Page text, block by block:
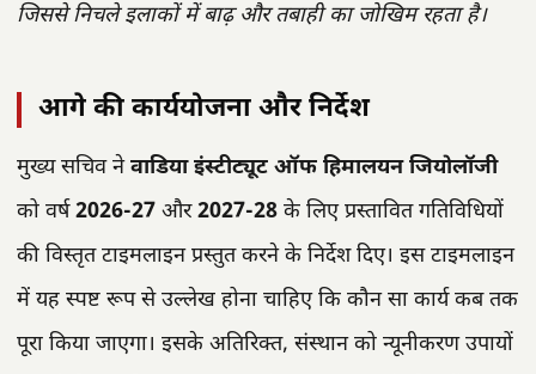
जिससे निचले इलाकों में बाढ़ और तबाही का जोखिम रहता है।
आगे की कार्ययोजना और निर्देश
मुख्य सचिव नेवाडिया इंस्टीट्यूट ऑफ हिमालयन जियोलॉजी
को वर्ष2026-27 और2027-28 के लिए प्रस्तावित गतिविधियों
की विस्तृत टाइमलाइन प्रस्तुत करने के निर्देश दिए। इस टाइमलाइन
में यह स्पष्ट रूप से उल्लेख होना चाहिए कि कौन सा कार्य कब तक
पूरा किया जाएगा। इसके अतिरिक्त, संस्थान को न्यूनीकरण उपायों